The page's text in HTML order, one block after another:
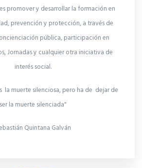
promover y desarrollar la formación en
prevención y protección, a través de
pública, participación en
Jornadas y cualquier otra iniciativa de
interés social.
la muerte silenciosa, pero ha de dejar de
ser la muerte silenciada"
Quintana Galván